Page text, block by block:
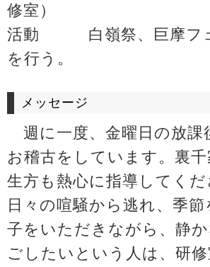
修室）
活動 白嶺祭、巨摩フ
を行う。
メッセージ
週に一度、金曜日の放課
お稽古をしています。裏
生方も熱心に指導してくだ
日々の喧騒から逃れ、季
子をいただきながら、静
ごしたいという人は、研